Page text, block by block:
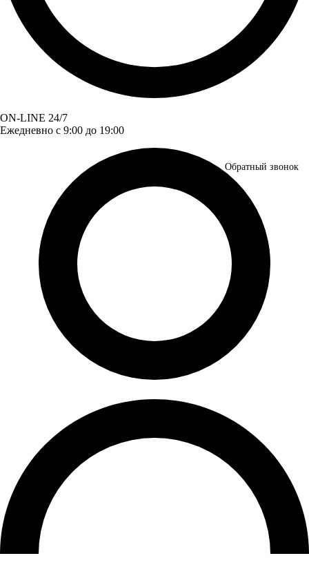
ON-LINE 24/7
Ежедневно с 9:00 до 19:00
Обратный звонок